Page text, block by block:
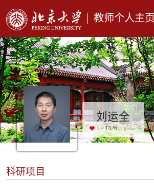
教师个人主页
刘运全
+1426
科研项目